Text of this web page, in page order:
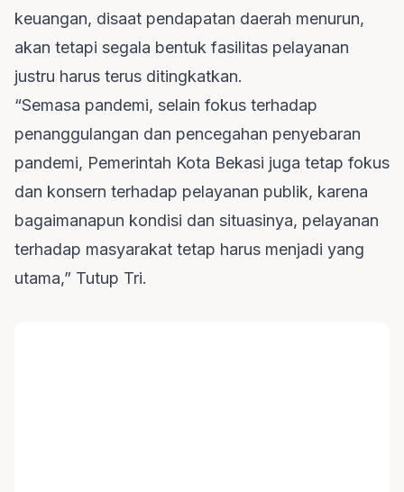
keuangan, disaat pendapatan daerah menurun,
akan tetapi segala bentuk fasilitas pelayanan
justru harus terus ditingkatkan.
“Semasa pandemi, selain fokus terhadap
penanggulangan dan pencegahan penyebaran
pandemi, Pemerintah Kota Bekasi juga tetap fokus
dan konsern terhadap pelayanan publik, karena
bagaimanapun kondisi dan situasinya, pelayanan
terhadap masyarakat tetap harus menjadi yang
utama,” Tutup Tri.